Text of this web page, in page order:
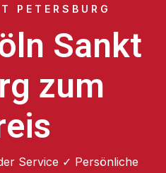
PETERSBURG
Sankt
zum
Service ✓ Persönliche